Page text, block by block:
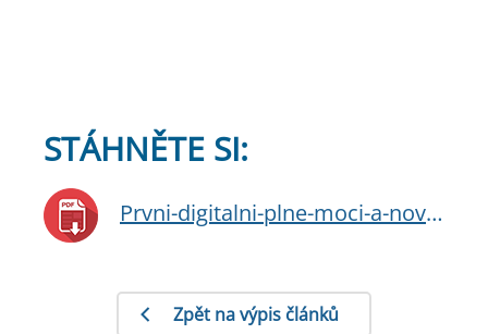
STÁHNĚTE SI:
Prvni-digitalni-plne-moci-a-nova-ePodani_Portal-dopravy_2025-(1).pdf
Zpět na výpis článků